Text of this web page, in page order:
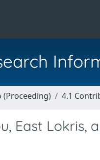
(Proceeding) 4.1
East Lokris,